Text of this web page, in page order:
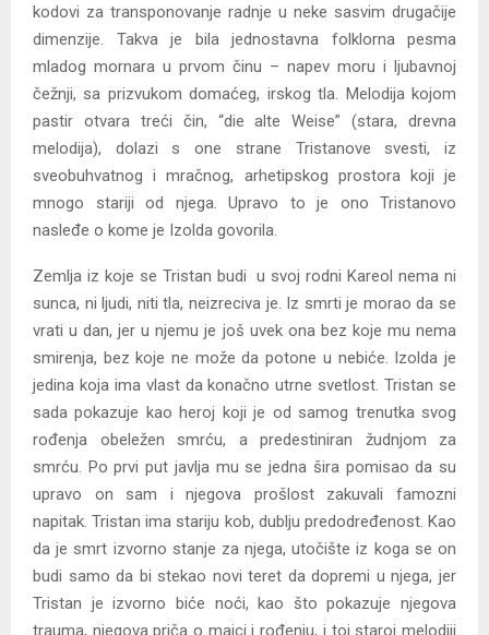
kodovi za transponovanje radnje u neke sasvim drugačije
dimenzije. Takva je bila jednostavna folklorna pesma
mladog mornara u prvom činu – napev moru i ljubavnoj
čežnji, sa prizvukom domaćeg, irskog tla. Melodija kojom
pastir otvara treći čin, “die alte Weise” (stara, drevna
melodija), dolazi s one strane Tristanove svesti, iz
sveobuhvatnog i mračnog, arhetipskog prostora koji je
mnogo stariji od njega. Upravo to je ono Tristanovo
nasleđe o kome je Izolda govorila.
Zemlja iz koje se Tristan budi u svoj rodni Kareol nema ni
sunca, ni ljudi, niti tla, neizreciva je. Iz smrti je morao da se
vrati u dan, jer u njemu je još uvek ona bez koje mu nema
smirenja, bez koje ne može da potone u nebiće. Izolda je
jedina koja ima vlast da konačno utrne svetlost. Tristan se
sada pokazuje kao heroj koji je od samog trenutka svog
rođenja obeležen smrću, a predestiniran žudnjom za
smrću. Po prvi put javlja mu se jedna šira pomisao da su
upravo on sam i njegova prošlost zakuvali famozni
napitak. Tristan ima stariju kob, dublju predodređenost. Kao
da je smrt izvorno stanje za njega, utočište iz koga se on
budi samo da bi stekao novi teret da dopremi u njega, jer
Tristan je izvorno biće noći, kao što pokazuje njegova
trauma, njegova priča o majci i rođenju, i toj staroj melodiji